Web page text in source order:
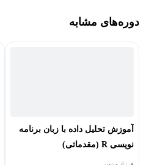
دوره‌های مشابه
آموزش تحلیل داده با زبان برنامه
نویسی R (مقدماتی)